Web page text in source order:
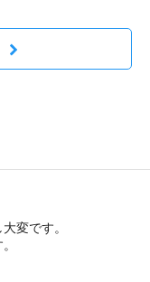
変です。